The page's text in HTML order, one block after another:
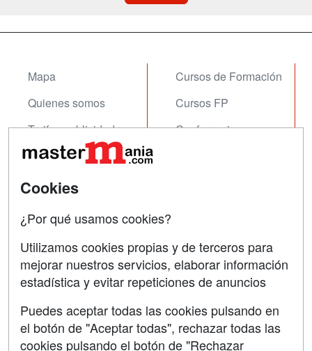
Mapa
Quienes somos
Tarifas publicidad
Acceso Usuarios
Acceso Centros
Cursos de Formación
Cursos FP
Conferencias
Contactar
Confidencialidad
Aviso legal
Copyleft
Cookies
¿Por qué usamos cookies?
Utilizamos cookies propias y de terceros para
mejorar nuestros servicios, elaborar información
estadística y evitar repeticiones de anuncios
Puedes aceptar todas las cookies pulsando en
el botón de "Aceptar todas", rechazar todas las
cookies pulsando el botón de "Rechazar